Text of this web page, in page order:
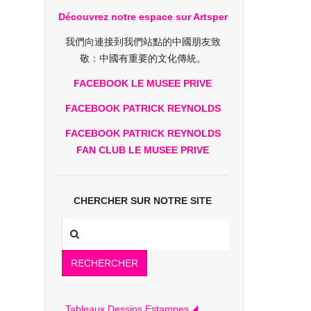
Découvrez notre espace sur Artsper
我們向連接到我們站點的中國朋友致
敬：中國有重要的文化傳統。
FACEBOOK LE MUSEE PRIVE
FACEBOOK PATRICK REYNOLDS
FACEBOOK PATRICK REYNOLDS
FAN CLUB LE MUSEE PRIVE
CHERCHER SUR NOTRE SITE
RECHERCHER